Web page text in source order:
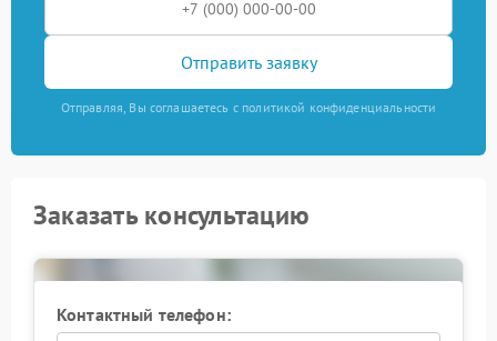
Отправить заявку
Отправляя, Вы соглашаетесь с политикой конфиденциальности
Заказать консультацию
Контактный телефон: